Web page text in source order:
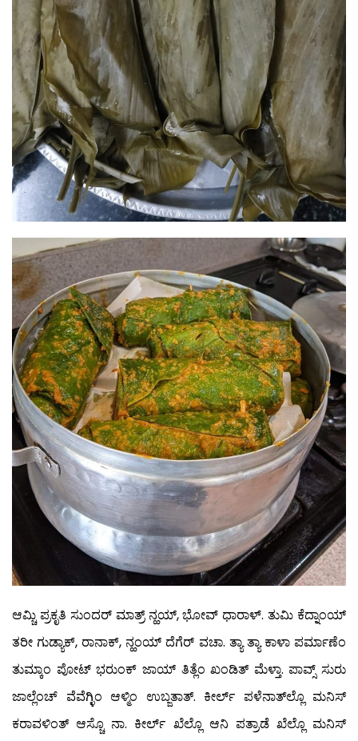
ಆಮ್ಚಿ ಪ್ರಕೃತಿ ಸುಂದರ್ ಮಾತ್ರ್ ನ್ಹಯ್, ಭೋವ್ ಧಾರಾಳ್. ತುಮಿ ಕೆದ್ನಾಂಯ್
ತರೀ ಗುಡ್ಯಾಕ್, ರಾನಾಕ್, ನ್ಹಂಯ್ ದೆಗೆರ್ ವಚಾ. ತ್ಯಾ ತ್ಯಾ ಕಾಳಾ ಪರ್ಮಾಣೆಂ
ತುಮ್ಕಾಂ ಪೋಟ್ ಭರುಂಕ್ ಜಾಯ್ ತಿತ್ಲೆಂ ಖಂಡಿತ್ ಮೆಳ್ತಾ. ಪಾವ್ಸ್ ಸುರು
ಜಾಲ್ಲೆಂಚ್ ವೆವೆಗ್ಳಿಂ ಆಳ್ಮಿಂ ಉಬ್ಜತಾತ್. ಕೀರ್ಲ್ ಪಳೆನಾತ್‍ಲ್ಲೊ ಮನಿಸ್
ಕರಾವಳಿಂತ್ ಆಸ್ಚೊ ನಾ. ಕೀರ್ಲ್ ಖೆಲ್ಲೊ ಆನಿ ಪತ್ರಾಡೆ ಖೆಲ್ಲೊ ಮನಿಸ್